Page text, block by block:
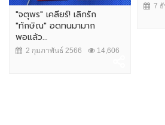
"จตุพร" เคลียร์! เลิกรัก
"ทักษิณ" อดทนมามาก
พอแล้ว...
2 กุมภาพันธ์ 2566 14,606
7